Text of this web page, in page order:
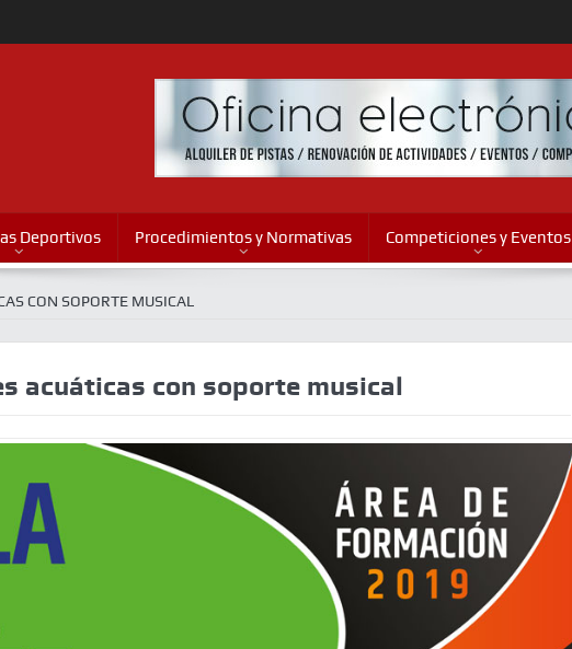
Deportivos Procedimientos y Normativas Competiciones y Eventos
CON SOPORTE MUSICAL
acuáticas con soporte musical